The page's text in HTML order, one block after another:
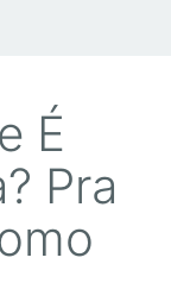
É
Pra